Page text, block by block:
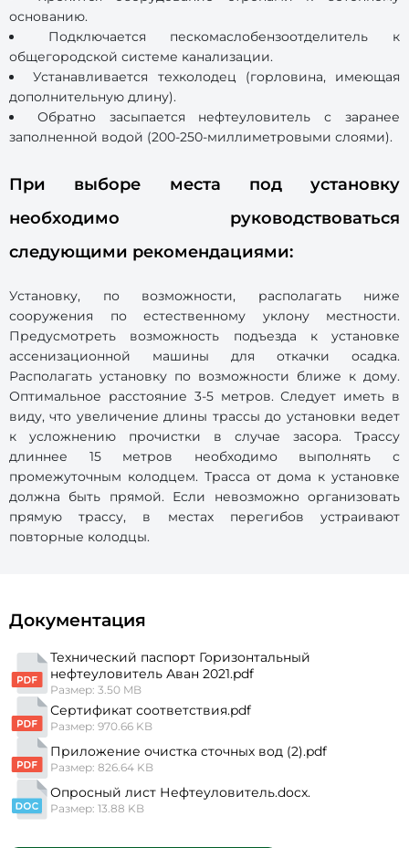
основанию.
Подключается пескомаслобензоотделитель к
общегородской системе канализации.
Устанавливается техколодец (горловина, имеющая
дополнительную длину).
Обратно засыпается нефтеуловитель с заранее
заполненной водой (200-250-миллиметровыми слоями).
При выборе места под установку
необходимо руководствоваться
следующими рекомендациями:
Установку, по возможности, располагать ниже
сооружения по естественному уклону местности.
Предусмотреть возможность подъезда к установке
ассенизационной машины для откачки осадка.
Располагать установку по возможности ближе к дому.
Оптимальное расстояние 3-5 метров. Следует иметь в
виду, что увеличение длины трассы до установки ведет
к усложнению прочистки в случае засора. Трассу
длиннее 15 метров необходимо выполнять с
промежуточным колодцем. Трасса от дома к установке
должна быть прямой. Если невозможно организовать
прямую трассу, в местах перегибов устраивают
повторные колодцы.
Документация
Технический паспорт Горизонтальный
нефтеуловитель Аван 2021.pdf
Размер: 3.50 MB
Сертификат соответствия.pdf
Размер: 970.66 KB
Приложение очистка сточных вод (2).pdf
Размер: 826.64 KB
Опросный лист Нефтеуловитель.docx.
Размер: 13.88 KB